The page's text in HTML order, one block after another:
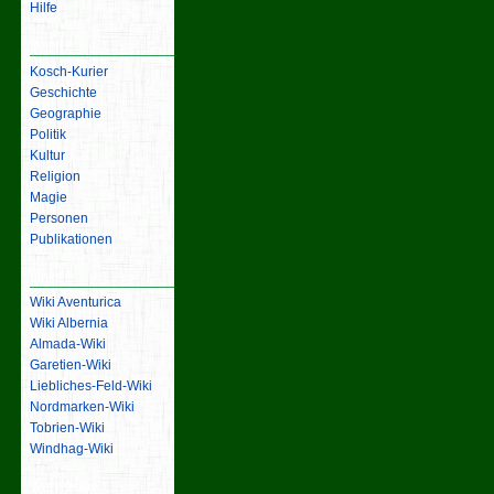
Hilfe
Kosch-Kurier
Geschichte
Geographie
Politik
Kultur
Religion
Magie
Personen
Publikationen
Wiki Aventurica
Wiki Albernia
Almada-Wiki
Garetien-Wiki
Liebliches-Feld-Wiki
Nordmarken-Wiki
Tobrien-Wiki
Windhag-Wiki